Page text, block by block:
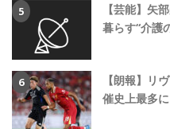
【芸能】矢
暮らす“介護
【朗報】リ
催史上最多